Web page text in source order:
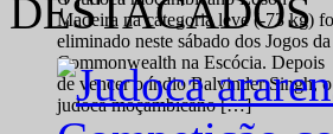
Madeira na categoria leve (-73 kg)
eliminado neste sábado dos Jogos da
Commonwealth na Escócia. Depois
de vencer o índio Balvinder Singh, o
judoca moçambicano […]
DESTACADOS